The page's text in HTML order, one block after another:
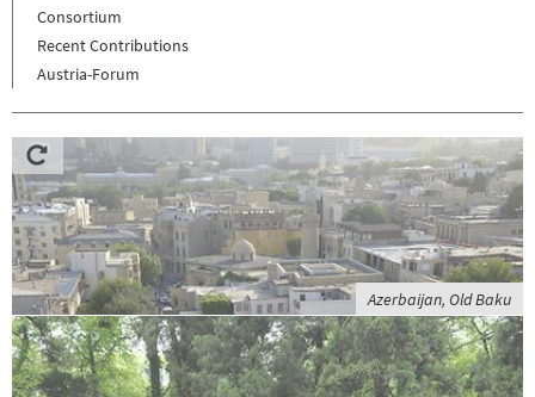
Consortium
Recent Contributions
Austria-Forum
Azerbaijan, Old Baku